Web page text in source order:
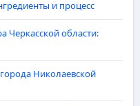
и процесс
Черкасской области:
Николаевской